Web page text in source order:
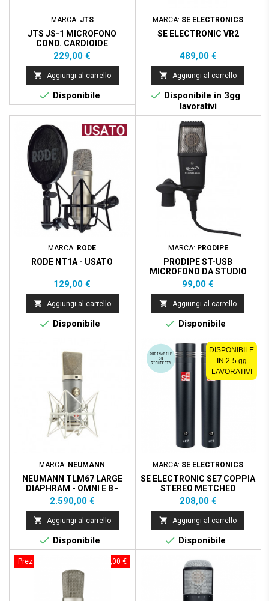
MARCA: JTS
JTS JS-1 MICROFONO
COND. CARDIOIDE
Prezzo
229,00 €
 Aggiungi al carrello
 Disponibile
MARCA: SE ELECTRONICS
SE ELECTRONIC VR2
Prezzo
489,00 €
 Aggiungi al carrello
 Disponibile in 3gg
lavorativi
MARCA: RODE
RODE NT1A - USATO
Prezzo
129,00 €
 Aggiungi al carrello
 Disponibile
MARCA: PRODIPE
PRODIPE ST-USB
MICROFONO DA STUDIO
Prezzo
99,00 €
 Aggiungi al carrello
 Disponibile
MARCA: NEUMANN
NEUMANN TLM67 LARGE
DIAPHRAM - OMNI E 8 -
W/EA87
Prezzo
2.590,00 €
 Aggiungi al carrello
 Disponibile
DISPONIBILE
IN 2-5 gg
LAVORATIVI
MARCA: SE ELECTRONICS
SE ELECTRONIC SE7 COPPIA
STEREO METCHED
Prezzo
208,00 €
 Aggiungi al carrello
 Disponibile
- 14,00 €
Prezzo scontato Prezzo scontato